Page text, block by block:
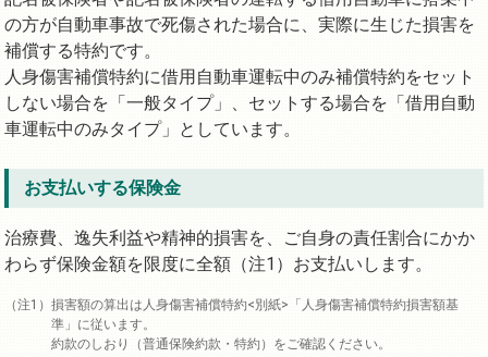
の方が自動車事故で死傷された場合に、実際に生じた損害を
補償する特約です。
人身傷害補償特約に借用自動車運転中のみ補償特約をセット
しない場合を「一般タイプ」、セットする場合を「借用自動
車運転中のみタイプ」としています。
お支払いする保険金
治療費、逸失利益や精神的損害を、ご自身の責任割合にかか
わらず保険金額を限度に全額（注1）お支払いします。
損害額の算出は人身傷害補償特約<別紙>「人身傷害補償特約損害額基
準」に従います。
約款のしおり（普通保険約款・特約）をご確認ください。